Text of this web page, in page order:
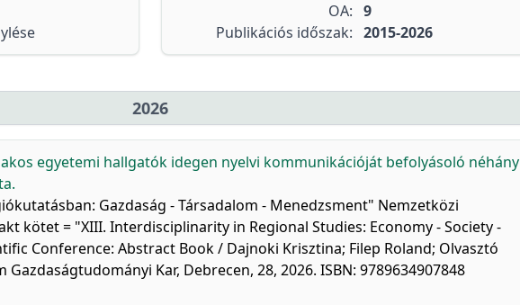
OA: 9
Publikációs időszak: 2015-2026
2026
egyetemi hallgatók idegen nyelvi kommunikációját befolyásoló néhány
Gazdaság - Társadalom - Menedzsment" Nemzetközi
kötet = "XIII. Interdisciplinarity in Regional Studies: Economy - Society -
Conference: Abstract Book / Dajnoki Krisztina; Filep Roland; Olvasztó
Kar, Debrecen, 28, 2026. ISBN: 9789634907848